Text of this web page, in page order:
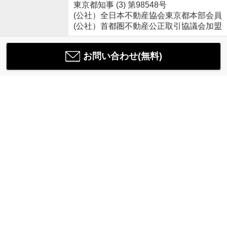
東京都知事 (3) 第98548号
(公社）全日本不動産協会東京都本部会員
(公社）首都圏不動産公正取引協議会加盟
お問い合わせ(無料)